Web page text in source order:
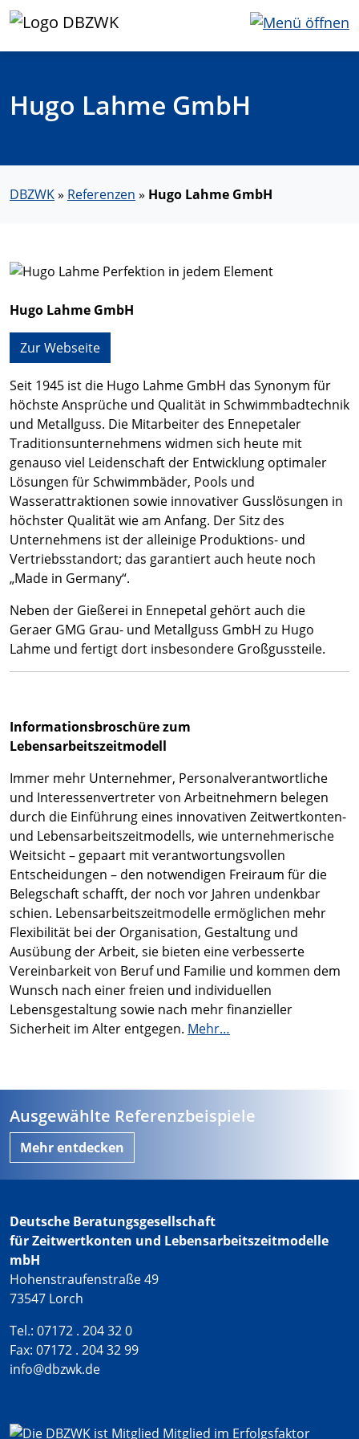
Hugo Lahme GmbH
DBZWK» Referenzen » Hugo Lahme GmbH
Hugo Lahme GmbH
Zur Webseite
Seit 1945 ist die Hugo Lahme GmbH das Synonym für
höchste Ansprüche und Qualität in Schwimmbadtechnik
und Metallguss. Die Mitarbeiter des Ennepetaler
Traditionsunternehmens widmen sich heute mit
genauso viel Leidenschaft der Entwicklung optimaler
Lösungen für Schwimmbäder, Pools und
Wasserattraktionen sowie innovativer Gusslösungen in
höchster Qualität wie am Anfang. Der Sitz des
Unternehmens ist der alleinige Produktions- und
Vertriebsstandort; das garantiert auch heute noch
„Made in Germany“.
Neben der Gießerei in Ennepetal gehört auch die
Geraer GMG Grau- und Metallguss GmbH zu Hugo
Lahme und fertigt dort insbesondere Großgussteile.
Informationsbroschüre zum
Lebensarbeitszeitmodell
Immer mehr Unternehmer, Personalverantwortliche
und Interessenvertreter von Arbeitnehmern belegen
durch die Einführung eines innovativen Zeitwertkonten-
und Lebensarbeitszeitmodells, wie unternehmerische
Weitsicht – gepaart mit verantwortungsvollen
Entscheidungen – den notwendigen Freiraum für die
Belegschaft schafft, der noch vor Jahren undenkbar
schien. Lebensarbeitszeitmodelle ermöglichen mehr
Flexibilität bei der Organisation, Gestaltung und
Ausübung der Arbeit, sie bieten eine verbesserte
Vereinbarkeit von Beruf und Familie und kommen dem
Wunsch nach einer freien und individuellen
Lebensgestaltung sowie nach mehr finanzieller
Sicherheit im Alter entgegen. Mehr…
Ausgewählte Referenzbeispiele
Mehr entdecken
Deutsche Beratungsgesellschaft
für Zeitwertkonten und Lebensarbeitszeitmodelle
mbH
Hohenstraufenstraße 49
73547 Lorch
Tel.: 07172 . 204 32 0
Fax: 07172 . 204 32 99
info@dbzwk.de